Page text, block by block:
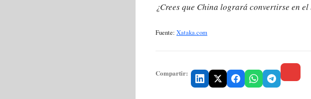
¿Crees que China logrará convertirse en
Fuente: Xataka.com
Compartir: